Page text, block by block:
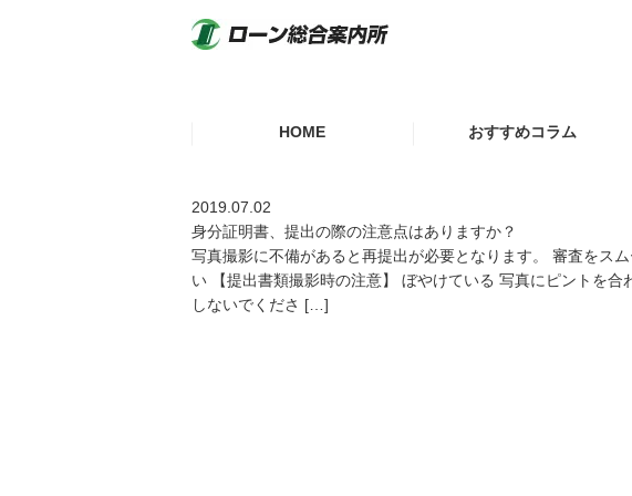
HOME おすすめコラム
おまとめローンの審査を通
すには
2019.07.02
身分証明書、提出の際の注意点はありますか？
写真撮影に不備があると再提出が必要となります。 審査をス
い 【提出書類撮影時の注意】 ぼやけている 写真にピントを
しないでくださ […]